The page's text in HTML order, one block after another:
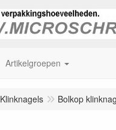
Artikelgroepen
Klinknagels Bolkop